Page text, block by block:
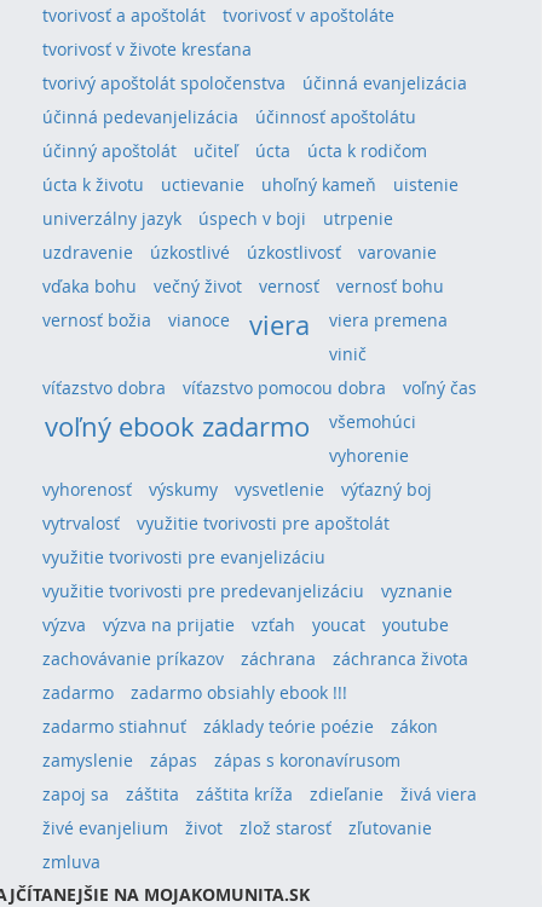
tvorivosť a apoštolát
tvorivosť v apoštoláte
tvorivosť v živote kresťana
tvorivý apoštolát spoločenstva
účinná evanjelizácia
účinná pedevanjelizácia
účinnosť apoštolátu
účinný apoštolát
učiteľ úcta
úcta k rodičom
úcta k životu
uctievanie uhoľný kameň
uistenie
univerzálny jazyk
úspech v boji
utrpenie
uzdravenie
úzkostlivé úzkostlivosť
varovanie
vďaka bohu
večný život vernosť
vernosť bohu
vernosť božia
vianoce viera
viera premena
vinič
víťazstvo dobra
víťazstvo pomocou dobra voľný čas
voľný ebook zadarmo
všemohúci
vyhorenie
vyhorenosť
výskumy vysvetlenie
výťazný boj
vytrvalosť
využitie tvorivosti pre apoštolát
využitie tvorivosti pre evanjelizáciu
využitie tvorivosti pre predevanjelizáciu
vyznanie
výzva
výzva na prijatie vzťah youcat
youtube
zachovávanie príkazov
záchrana
záchranca života
zadarmo
zadarmo obsiahly ebook !!!
zadarmo stiahnuť
základy teórie poézie
zákon
zamyslenie
zápas
zápas s koronavírusom
zapoj sa
záštita záštita kríža zdieľanie
živá viera
živé evanjelium
život zlož starosť
zľutovanie
zmluva
NA MOJAKOMUNITA.SK